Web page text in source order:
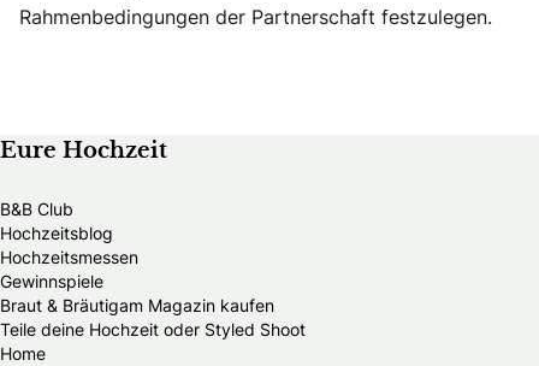
Rahmenbedingungen der Partnerschaft festzulegen.
Eure Hochzeit
B&B Club
Hochzeitsblog
Hochzeitsmessen
Gewinnspiele
Braut & Bräutigam Magazin kaufen
Teile deine Hochzeit oder Styled Shoot
Home